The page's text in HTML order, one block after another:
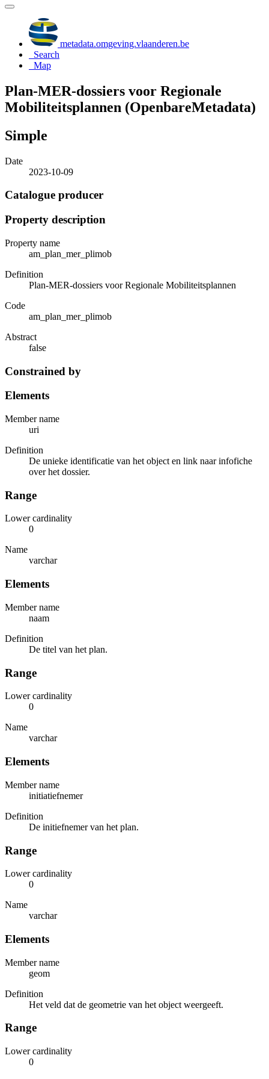
metadata.omgeving.vlaanderen.be
Search
Map
Plan-MER-dossiers voor Regionale
Mobiliteitsplannen (OpenbareMetadata)
Simple
Date
2023-10-09
Catalogue producer
Property description
Property name
am_plan_mer_plimob
Definition
Plan-MER-dossiers voor Regionale Mobiliteitsplannen
Code
am_plan_mer_plimob
Abstract
false
Constrained by
Elements
Member name
uri
Definition
De unieke identificatie van het object en link naar infofiche
over het dossier.
Range
Lower cardinality
0
Name
varchar
Elements
Member name
naam
Definition
De titel van het plan.
Range
Lower cardinality
0
Name
varchar
Elements
Member name
initiatiefnemer
Definition
De initiefnemer van het plan.
Range
Lower cardinality
0
Name
varchar
Elements
Member name
geom
Definition
Het veld dat de geometrie van het object weergeeft.
Range
Lower cardinality
0